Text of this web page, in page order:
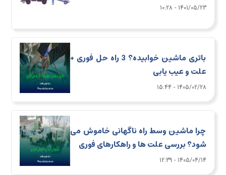
1401/05/23 - 10:28
باتری ماشین خوابیده؟ 3 راه حل فوری +
علت و عیب یابی
1405/02/28 - 15:44
چرا ماشین وسط راه ناگهانی خاموش می
شود؟ بررسی علت ها و راهکارهای فوری
1405/04/14 - 12:39